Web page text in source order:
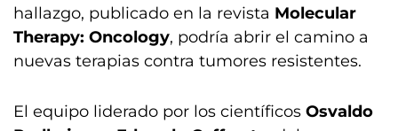
hallazgo, publicado en la revista Molecular
Therapy: Oncology, podría abrir el camino a
nuevas terapias contra tumores resistentes.
El equipo liderado por los científicos Osvaldo